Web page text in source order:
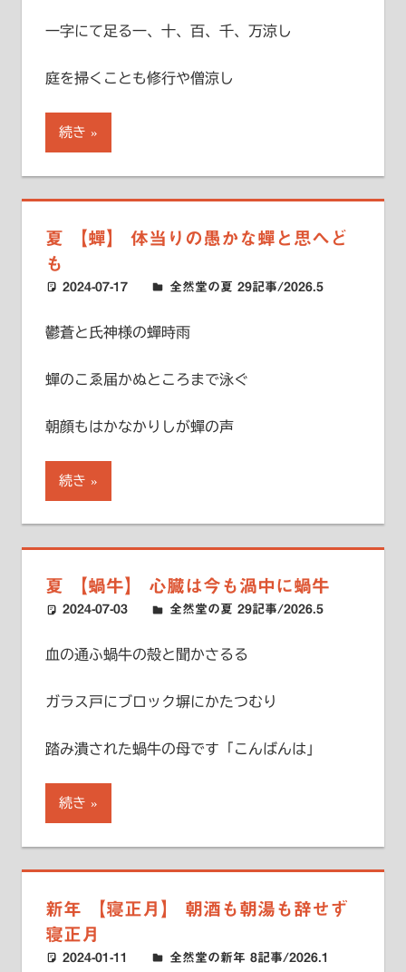
一字にて足る一、十、百、千、万涼し
庭を掃くことも修行や僧涼し
続き
夏 【蟬】 体当りの愚かな蟬と思へど
も
2024-07-17 ハードエッジ
全然堂の夏 29記事/2026.5
鬱蒼と氏神様の蟬時雨
蟬のこゑ届かぬところまで泳ぐ
朝顔もはかなかりしが蟬の声
続き
夏 【蝸牛】 心臓は今も渦中に蝸牛
2024-07-03 ハードエッジ
全然堂の夏 29記事/2026.5
血の通ふ蝸牛の殻と聞かさるる
ガラス戸にブロック塀にかたつむり
踏み潰された蝸牛の母です「こんばんは」
続き
新年 【寝正月】 朝酒も朝湯も辞せず
寝正月
2024-01-11 ハードエッジ
全然堂の新年 8記事/2026.1